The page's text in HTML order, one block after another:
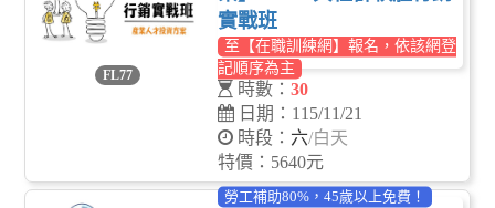
FL77
實戰班
至【在職訓練網】報名，依該網登
記順序為主
時數： 30
日期：115/11/21
時段： 六/白天
特價：5640元
勞工補助80%，45歲以上免費！